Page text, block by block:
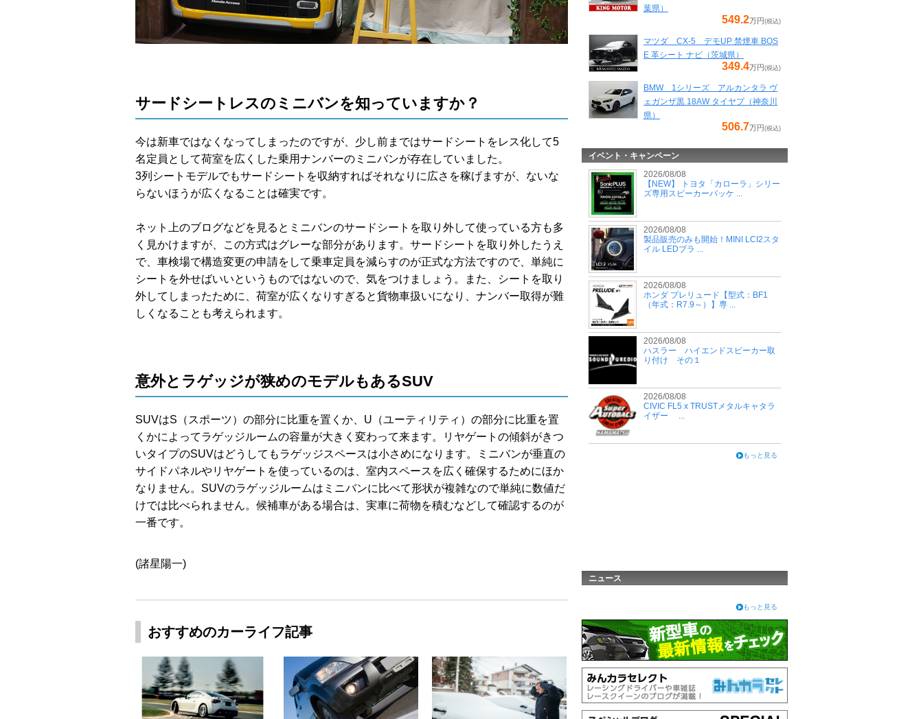
サードシートレスのミニバンを知っていますか？
今は新車ではなくなってしまったのですが、少し前まではサードシートをレス化して5
名定員として荷室を広くした乗用ナンバーのミニバンが存在していました。
3列シートモデルでもサードシートを収納すればそれなりに広さを稼げますが、ないな
らないほうが広くなることは確実です。
ネット上のブログなどを見るとミニバンのサードシートを取り外して使っている方も多
く見かけますが、この方式はグレーな部分があります。サードシートを取り外したうえ
で、車検場で構造変更の申請をして乗車定員を減らすのが正式な方法ですので、単純に
シートを外せばいいというものではないので、気をつけましょう。また、シートを取り
外してしまったために、荷室が広くなりすぎると貨物車扱いになり、ナンバー取得が難
しくなることも考えられます。
意外とラゲッジが狭めのモデルもあるSUV
SUVはS（スポーツ）の部分に比重を置くか、U（ユーティリティ）の部分に比重を置
くかによってラゲッジルームの容量が大きく変わって来ます。リヤゲートの傾斜がきつ
いタイプのSUVはどうしてもラゲッジスペースは小さめになります。ミニバンが垂直の
サイドパネルやリヤゲートを使っているのは、室内スペースを広く確保するためにほか
なりません。SUVのラゲッジルームはミニバンに比べて形状が複雑なので単純に数値だ
けでは比べられません。候補車がある場合は、実車に荷物を積むなどして確認するのが
一番です。
(諸星陽一)
おすすめのカーライフ記事
葉県）
549.2万円(税込)
マツダ CX-5 デモUP 禁煙車 BOS
E 革シート ナビ（茨城県）
349.4万円(税込)
BMW 1シリーズ アルカンタラ ヴ
ェガンザ黒 18AW タイヤプ（神奈川
県）
506.7万円(税込)
イベント・キャンペーン
2026/08/08
【NEW】 トヨタ「カローラ」シリー
ズ専用スピーカーパッケ ...
2026/08/08
製品販売のみも開始！MINI LCI2スタ
イル LEDブラ ...
2026/08/08
ホンダ プレリュード【型式：BF1
（年式：R7.9～）】専 ...
2026/08/08
ハスラー ハイエンドスピーカー取
り付け その１
2026/08/08
CIVIC FL5 x TRUSTメタルキャタラ
イザー ...
もっと見る
ニュース
もっと見る